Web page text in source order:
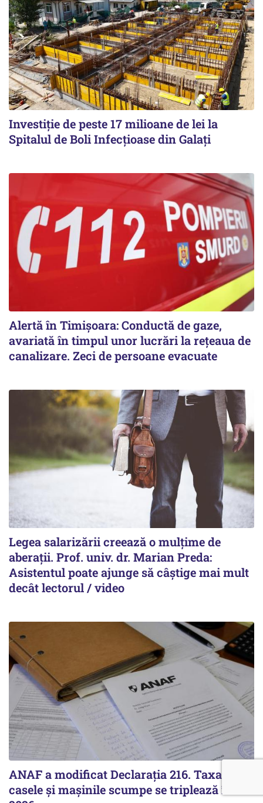
Investiție de peste 17 milioane de lei la
Spitalul de Boli Infecțioase din Galați
Alertă în Timișoara: Conductă de gaze,
avariată în timpul unor lucrări la rețeaua de
canalizare. Zeci de persoane evacuate
Legea salarizării creează o mulțime de
aberații. Prof. univ. dr. Marian Preda:
Asistentul poate ajunge să câștige mai mult
decât lectorul / video
ANAF a modificat Declarația 216. Taxa pe
casele și mașinile scumpe se triplează în